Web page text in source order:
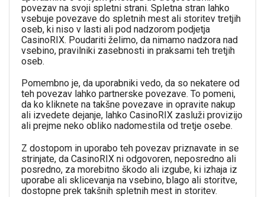
povezav na svoji spletni strani. Spletna stran lahko
vsebuje povezave do spletnih mest ali storitev tretjih
oseb, ki niso v lasti ali pod nadzorom podjetja
CasinoRIX. Poudariti želimo, da nimamo nadzora nad
vsebino, pravilniki zasebnosti in praksami teh tretjih
oseb.
Pomembno je, da uporabniki vedo, da so nekatere od
teh povezav lahko partnerske povezave. To pomeni,
da ko kliknete na takšne povezave in opravite nakup
ali izvedete dejanje, lahko CasinoRIX zasluži provizijo
ali prejme neko obliko nadomestila od tretje osebe.
Z dostopom in uporabo teh povezav priznavate in se
strinjate, da CasinoRIX ni odgovoren, neposredno ali
posredno, za morebitno škodo ali izgube, ki izhaja iz
uporabe ali sklicevanja na vsebino, blago ali storitve,
dostopne prek takšnih spletnih mest in storitev.